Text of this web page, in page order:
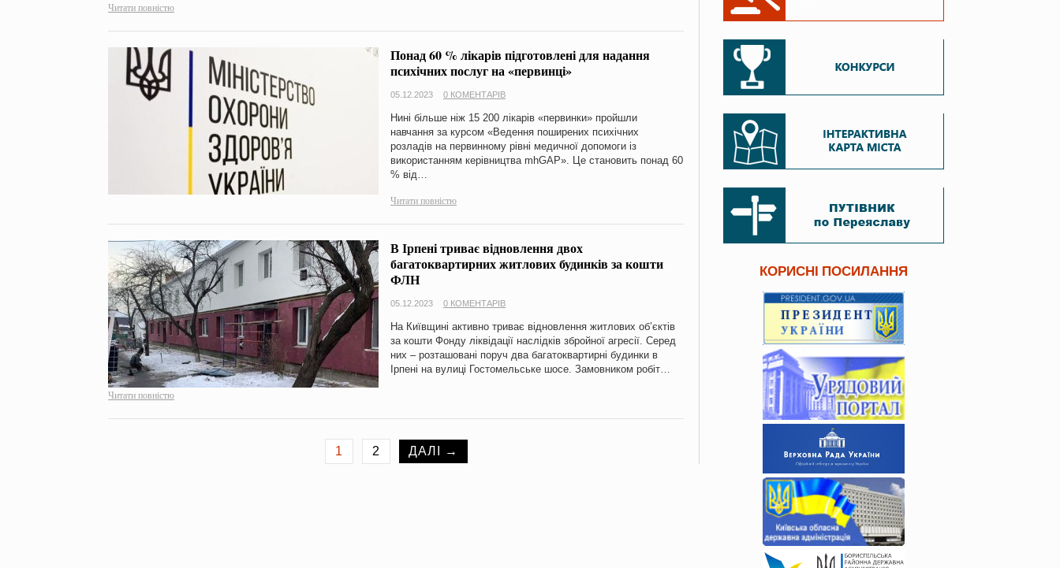
Читати повністю
Понад 60 % лікарів підготовлені для надання
психічних послуг на «первинці»
05.12.2023 0 КОМЕНТАРІВ
Нині більше ніж 15 200 лікарів «первинки» пройшли
навчання за курсом «Ведення поширених психічних
розладів на первинному рівні медичної допомоги із
використанням керівництва mhGAP». Це становить понад 60
% від…
Читати повністю
В Ірпені триває відновлення двох
багатоквартирних житлових будинків за кошти
ФЛН
05.12.2023 0 КОМЕНТАРІВ
На Київщині активно триває відновлення житлових об’єктів
за кошти Фонду ліквідації наслідків збройної агресії. Серед
них – розташовані поруч два багатоквартирні будинки в
Ірпені на вулиці Гостомельське шосе. Замовником робіт…
Читати повністю
1 2 ДАЛІ →
КОРИСНІ ПОСИЛАННЯ